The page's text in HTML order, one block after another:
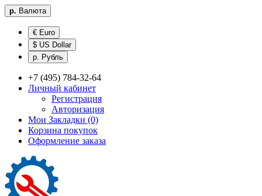
р. Валюта
€ Euro
$ US Dollar
р. Рубль
+7 (495) 784-32-64
Личный кабинет
Регистрация
Авторизация
Мои Закладки (0)
Корзина покупок
Оформление заказа